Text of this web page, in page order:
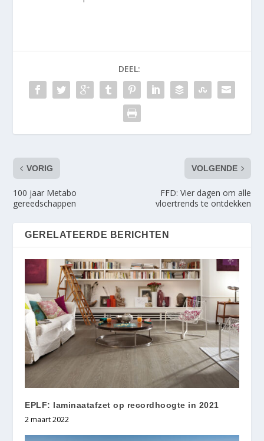
DEEL:
VORIG
100 jaar Metabo
gereedschappen
VOLGENDE
FFD: Vier dagen om alle
vloertrends te ontdekken
GERELATEERDE BERICHTEN
EPLF: laminaatafzet op recordhoogte in 2021
2 maart 2022